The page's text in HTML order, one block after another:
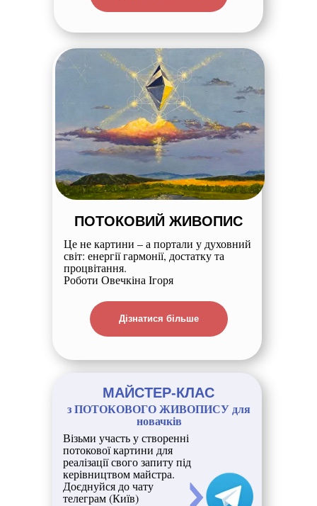
Це не картини – а портали у духовний
світ: енергії гармонії, достатку та
процвітання.
Роботи Овечкіна Ігоря
Візьми участь у створенні
потокової картини для
реалізації свого запиту під
керівництвом майстра.
Доєднуйся до чату
телеграм (Київ)
з ПОТОКОВОГО ЖИВОПИСУ для
новачків
ПОТОКОВИЙ ЖИВОПИС
МАЙСТЕР-КЛАС
Дізнатися більше